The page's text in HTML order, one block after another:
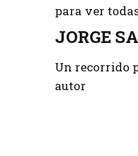
para ver
JORGE
Un recorrido
autor